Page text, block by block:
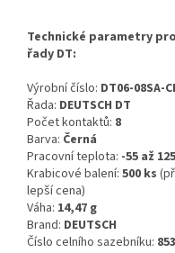
Technické parametry
řady DT:
Výrobní číslo: DT06-08SA-
Řada: DEUTSCH DT
Počet kontaktů: 8
Barva: Černá
Pracovní teplota: -55 až
Krabicové balení: 500 ks
lepší cena)
Váha: 14,47 g
Brand: DEUTSCH
Číslo celního sazebníku: